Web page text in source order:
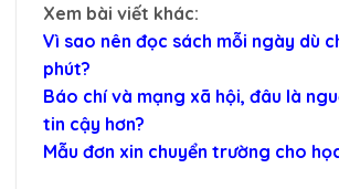
Xem bài viết khác:
Vì sao nên đọc sách mỗi ngày dù
phút?
Báo chí và mạng xã hội, đâu là
tin cậy hơn?
Mẫu đơn xin chuyển trường cho